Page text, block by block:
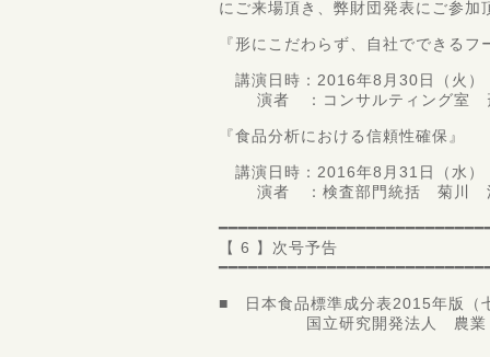
にご来場頂き、弊財団発表にご参
『形にこだわらず、自社でできる
講演日時：2016年8月30日（火
演者 ：コンサルティング室
『食品分析における信頼性確保』
講演日時：2016年8月31日（水
演者 ：検査部門統括 菊川
【 6 】次号予告
■ 日本食品標準成分表2015年版（
国立研究開発法人 農業・食